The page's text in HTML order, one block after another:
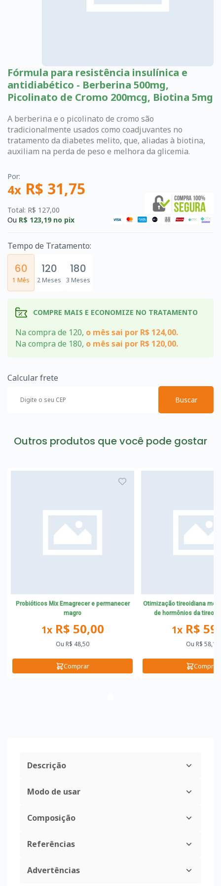
Fórmula para resistência insulínica e
antidiabético - Berberina 500mg,
Picolinato de Cromo 200mcg, Biotina 5mg
A berberina e o picolinato de cromo são
tradicionalmente usados como coadjuvantes no
tratamento da diabetes melito, que, aliadas à biotina,
auxiliam na perda de peso e melhora da glicemia.
Por:
4x R$ 31,75
Total: R$ 127,00
Ou R$ 123,19no pix
Tempo de Tratamento:
60
1 Mês
120
2 Meses
180
3 Meses
COMPRE MAIS E ECONOMIZE NO TRATAMENTO
Na compra de 120, o mês sai por R$ 124,00.
Na compra de 180, o mês sai por R$ 120,00.
Calcular frete
Buscar
Outros produtos que você pode gostar
Probióticos Mix Emagrecer e permanecer
magro
1xR$ 50,00
Ou R$ 48,50
Comprar
Otimização tireoidiana
de hormônios da
1xR$
Ou R$ 58,10
Comprar
Descrição
Modo de usar
Composição
Referências
Advertências